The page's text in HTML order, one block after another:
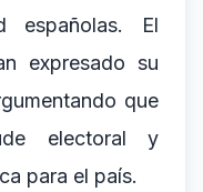
españolas. El
expresado su
que
electoral y
para el país.